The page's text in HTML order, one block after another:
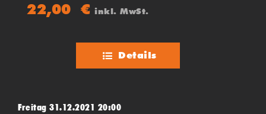
22,00€ inkl. MwSt.
Details
Freitag 31.12.2021 20:00